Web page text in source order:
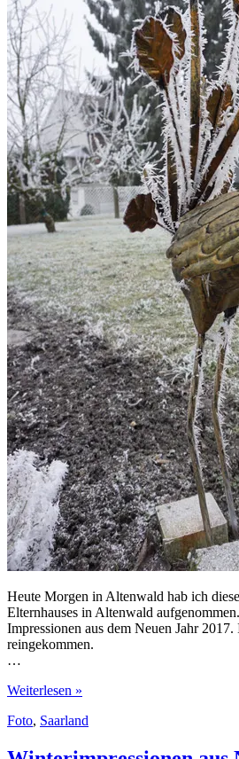
Heute Morgen in Altenwald hab ich
Elternhauses in Altenwald
Impressionen aus dem Neuen Jahr
reingekommen.
…
Weißer
in
–
Weiterlesen »
Foto, Saarland